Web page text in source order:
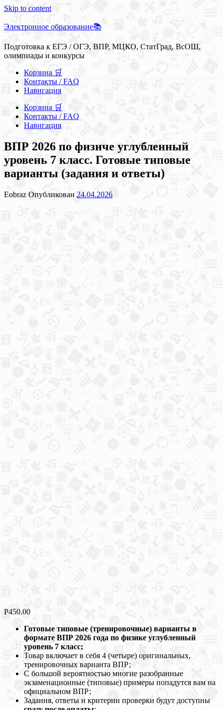
Skip to content
Электронное образование📚
Подготовка к ЕГЭ / ОГЭ, ВПР, МЦКО, СтатГрад, ВсОШ,
олимпиады и конкурсы
Корзина 🛒
Контакты / FAQ
Навигация
Корзина 🛒
Контакты / FAQ
Навигация
ВПР 2026 по физиче углубленный
уровень 7 класс. Готовые типовые
варианты (задания и ответы)
Eobraz Опубликован 24.04.2026
Р450.00
Готовые типовые (тренировочные) варианты в
формате ВПР 2026 года по физике углубленный
уровень 7 класс;
Товар включает в себя 4 (четыре) оригинальных,
тренировочных варианта ВПР;
С большой вероятностью многие разобранные
экзаменационные (типовые) примеры попадутся вам на
официальном ВПР;
Задания, ответы и критерии проверки будут доступны